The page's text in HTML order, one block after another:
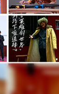
数据库